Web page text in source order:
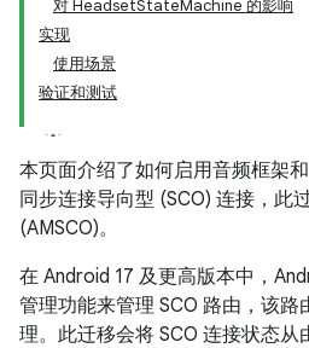
对 HeadsetStateMachine 的影响
实现
使用场景
验证和测试
本页面介绍了如何启用音频框架
同步连接导向型 (SCO) 连接，此
(AMSCO)。
在 Android 17 及更高版本中，
管理功能来管理 SCO 路由，该
理。此迁移会将 SCO 连接状态